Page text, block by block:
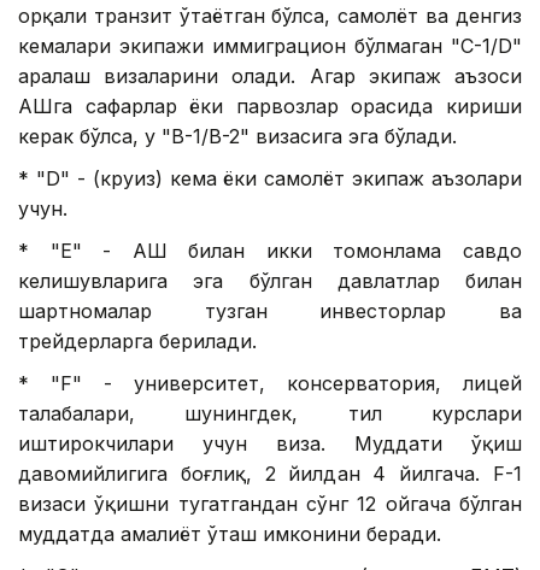
орқали транзит ўтаётган бўлса, самолёт ва денгиз
кемалари экипажи иммиграцион бўлмаган "C-1/D"
аралаш визаларини олади. Агар экипаж аъзоси
АҚШга сафарлар ёки парвозлар орасида кириши
керак бўлса, у "B-1/B-2" визасига эга бўлади.
* "D" - (круиз) кема ёки самолёт экипаж аъзолари
учун.
* "E" - АҚШ билан икки томонлама савдо
келишувларига эга бўлган давлатлар билан
шартномалар тузган инвесторлар ва
трейдерларга берилади.
* "F" - университет, консерватория, лицей
талабалари, шунингдек, тил курслари
иштирокчилари учун виза. Муддати ўқиш
давомийлигига боғлиқ, 2 йилдан 4 йилгача. F-1
визаси ўқишни тугатгандан сўнг 12 ойгача бўлган
муддатда амалиёт ўташ имконини беради.